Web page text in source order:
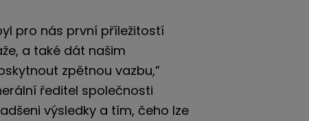
pro nás první příležitostí
a také dát našim
zpětnou vazbu,”
ředitel společnosti
výsledky a tím, čeho lze